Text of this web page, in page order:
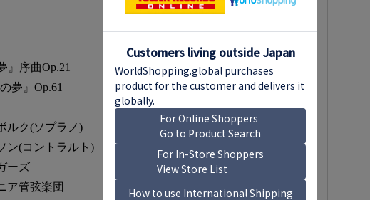
』序曲Op.21
夢』Op.61
ルク(ソプラノ)
ン(コントラルト)
ーズ
ア管弦楽団